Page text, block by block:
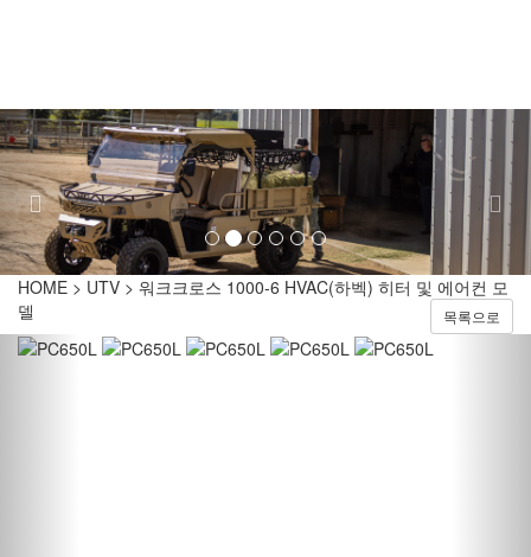
Previous
HOME > UTV > 워크크로스 1000-6 HVAC(하벡) 히터 및 에어컨 모
델
목록으로